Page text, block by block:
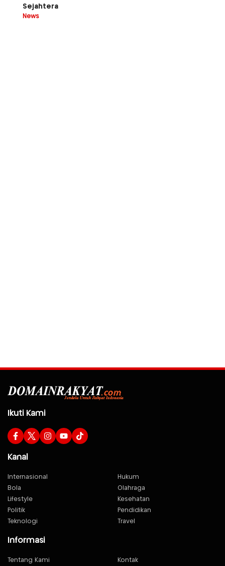
Sejahtera
News
Ikuti Kami
Kanal
Internasional
Hukum
Bola
Olahraga
Lifestyle
Kesehatan
Politik
Pendidikan
Teknologi
Travel
Informasi
Tentang Kami Kontak